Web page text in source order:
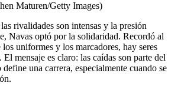
Maturen/Getty Images)
rivalidades son intensas y la presión
Navas optó por la solidaridad. Recordó al
uniformes y los marcadores, hay seres
mensaje es claro: las caídas son parte del
una carrera, especialmente cuando se